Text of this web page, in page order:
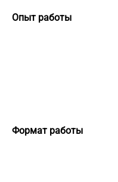
Опыт работы
Формат работы